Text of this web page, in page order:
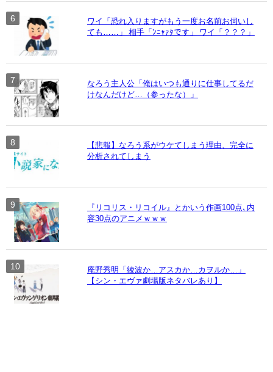
ワイ「恐れ入りますがもう一度お名前お伺いし
ても……」 相手「ﾝﾆｬｧﾀです」 ワイ「？？？」
なろう主人公「俺はいつも通りに仕事してるだ
けなんだけど…（参ったな）」
【悲報】なろう系がウケてしまう理由、完全に
分析されてしまう
『リコリス・リコイル』とかいう作画100点､内
容30点のアニメｗｗｗ
庵野秀明「綾波か…アスカか…カヲルか…」
【シン・エヴァ劇場版ネタバレあり】